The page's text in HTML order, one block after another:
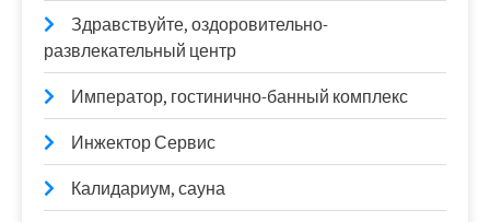
Здравствуйте, оздоровительно-
развлекательный центр
Император, гостинично-банный комплекс
Инжектор Сервис
Калидариум, сауна